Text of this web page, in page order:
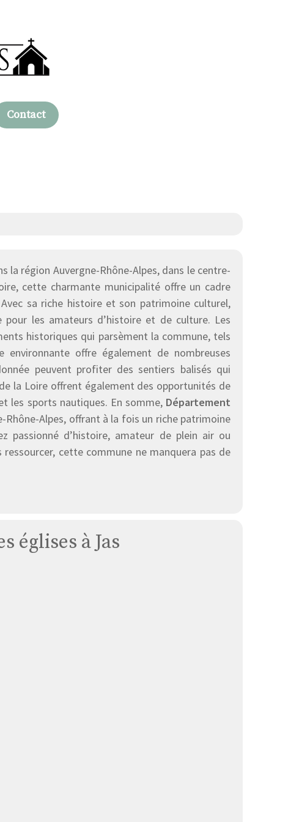
Contact
la région Auvergne-Rhône-Alpes, dans le centre-
cette charmante municipalité offre un cadre
sa riche histoire et son patrimoine culturel,
pour les amateurs d’histoire et de culture. Les
historiques qui parsèment la commune, tels
offre également de nombreuses
peuvent profiter des sentiers balisés qui
la Loire offrent également des opportunités de
les sports nautiques. En somme, Département
Rhône-Alpes, offrant à la fois un riche patrimoine
passionné d’histoire, amateur de plein air ou
cette commune ne manquera pas de
églises à Jas